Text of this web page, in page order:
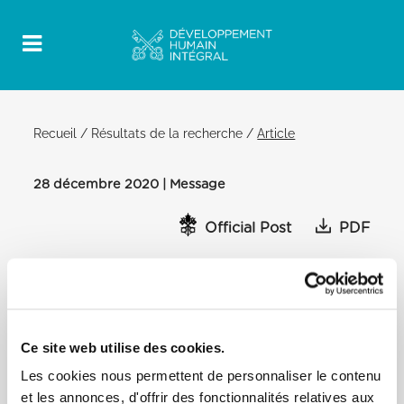
Ce site web utilise des cookies.
Les cookies nous permettent de personnaliser le contenu
et les annonces, d'offrir des fonctionnalités relatives aux
Recueil / Résultats de la recherche /Article
28 décembre 2020 | Message
Official Post PDF
Message du Saint-Père, signé par le
Secrétaire d’Etat, aux participants de la
espérance, elle vous donnera le courage de suivre
le Christ et de travailler ensemble avec et pour les